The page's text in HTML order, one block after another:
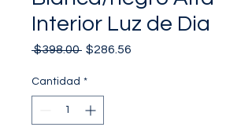
Interior Luz de Dia
$398.00 Precio
$286.56
Cantidad *